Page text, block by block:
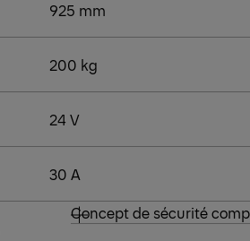
925 mm
200 kg
24 V
30 A
Concept de sécurité